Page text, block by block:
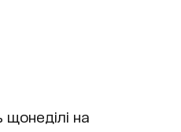
щонеділі на